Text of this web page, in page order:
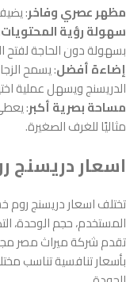
مظهر عصري وفاخر:
سهولة رؤية المحتويات
بسهولة دون الحاجة لفتح
إضاءة أفضل: يسمح
الدريسنج ويسهل عملية
مساحة بصرية أكبر:
مثاليًا للغرف الصغيرة.
اسعار دريسنج
تختلف اسعار دريسنج
المستخدم، حجم الوحدة،
تقدم شركة ميراث مصر
بأسعار تنافسية تناسب